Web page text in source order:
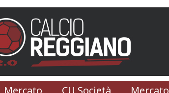
Mercato CU Società Mercato